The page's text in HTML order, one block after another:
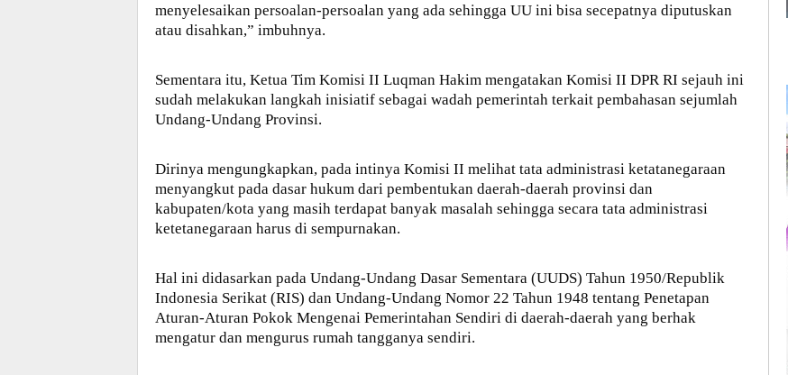
menyelesaikan persoalan-persoalan yang ada sehingga UU ini bisa secepatnya diputuskan
atau disahkan,” imbuhnya.
Sementara itu, Ketua Tim Komisi II Luqman Hakim mengatakan Komisi II DPR RI sejauh ini
sudah melakukan langkah inisiatif sebagai wadah pemerintah terkait pembahasan sejumlah
Undang-Undang Provinsi.
Dirinya mengungkapkan, pada intinya Komisi II melihat tata administrasi ketatanegaraan
menyangkut pada dasar hukum dari pembentukan daerah-daerah provinsi dan
kabupaten/kota yang masih terdapat banyak masalah sehingga secara tata administrasi
ketetanegaraan harus di sempurnakan.
Hal ini didasarkan pada Undang-Undang Dasar Sementara (UUDS) Tahun 1950/Republik
Indonesia Serikat (RIS) dan Undang-Undang Nomor 22 Tahun 1948 tentang Penetapan
Aturan-Aturan Pokok Mengenai Pemerintahan Sendiri di daerah-daerah yang berhak
mengatur dan mengurus rumah tangganya sendiri.